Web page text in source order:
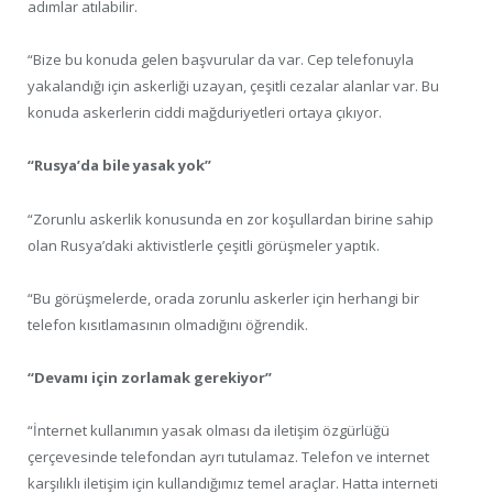
adımlar atılabilir.
“Bize bu konuda gelen başvurular da var. Cep telefonuyla
yakalandığı için askerliği uzayan, çeşitli cezalar alanlar var. Bu
konuda askerlerin ciddi mağduriyetleri ortaya çıkıyor.
“Rusya’da bile yasak yok”
“Zorunlu askerlik konusunda en zor koşullardan birine sahip
olan Rusya’daki aktivistlerle çeşitli görüşmeler yaptık.
“Bu görüşmelerde, orada zorunlu askerler için herhangi bir
telefon kısıtlamasının olmadığını öğrendik.
“Devamı için zorlamak gerekiyor”
“İnternet kullanımın yasak olması da iletişim özgürlüğü
çerçevesinde telefondan ayrı tutulamaz. Telefon ve internet
karşılıklı iletişim için kullandığımız temel araçlar. Hatta interneti